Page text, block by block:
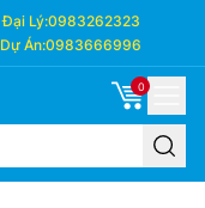
Đại Lý:0983262323
Dự Án:0983666996
0